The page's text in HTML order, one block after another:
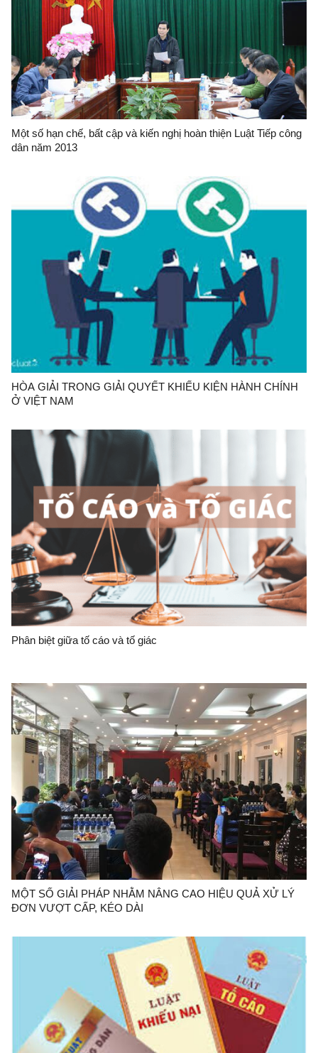
Một số hạn chế, bất cập và kiến nghị hoàn thiện Luật Tiếp công
dân năm 2013
HÒA GIẢI TRONG GIẢI QUYẾT KHIẾU KIỆN HÀNH CHÍNH
Ở VIỆT NAM
Phân biệt giữa tố cáo và tố giác
MỘT SỐ GIẢI PHÁP NHẰM NÂNG CAO HIỆU QUẢ XỬ LÝ
ĐƠN VƯỢT CẤP, KÉO DÀI